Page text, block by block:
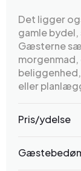
Det ligger
gamle bydel,
Gæsterne
eller
Pris/ydelse